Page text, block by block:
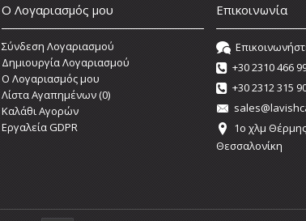
Ο Λογαριασμός μου
Σύνδεση Λογαριασμού
Δημιουργία Λογαριασμού
O Λογαριασμός μου
Λίστα Αγαπημένων (0)
Καλάθι Αγορών
Εργαλεία GDPR
Επικοινωνία
+30 2310 466
+30 2312 315
1o χλμ
Θεσσαλονίκη